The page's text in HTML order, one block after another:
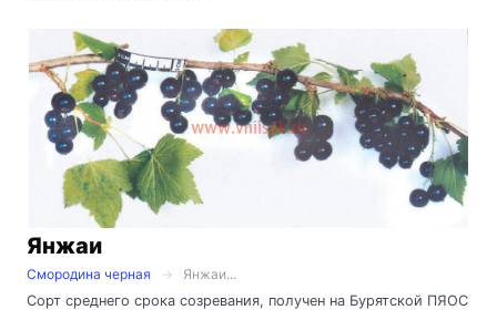
Янжаи
Смородина черная
Янжаи...
Сорт среднего срока созревания, получен на Бурятской ПЯОС